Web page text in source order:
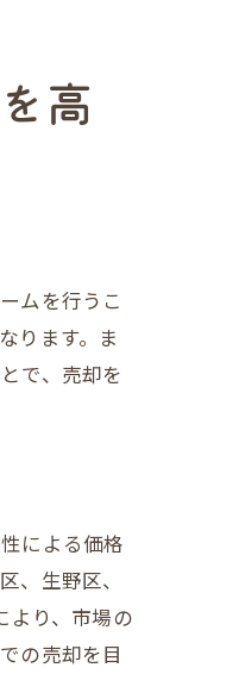
高
ムを行うこ
ります。ま
で、売却を
による価格
、生野区、
より、市場の
の売却を目